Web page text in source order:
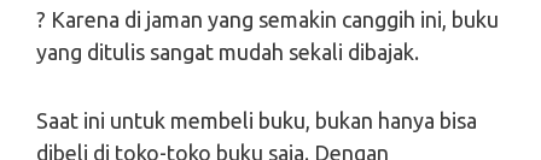
? Karena di jaman yang semakin canggih ini, buku
yang ditulis sangat mudah sekali dibajak.
Saat ini untuk membeli buku, bukan hanya bisa
dibeli di toko-toko buku saja. Dengan